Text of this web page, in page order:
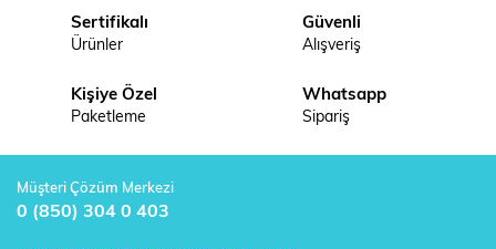
Sertifikalı
Ürünler
Güvenli
Alışveriş
Kişiye Özel
Paketleme
Whatsapp
Sipariş
Müşteri Çözüm Merkezi
0 (850) 304 0 403